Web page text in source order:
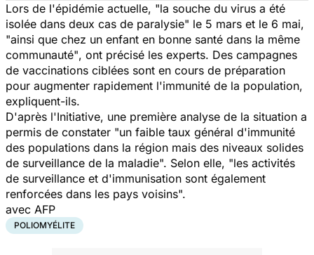
Lors de l'épidémie actuelle, "la souche du virus a été
isolée dans deux cas de paralysie" le 5 mars et le 6 mai,
"ainsi que chez un enfant en bonne santé dans la même
communauté", ont précisé les experts. Des campagnes
de vaccinations ciblées sont en cours de préparation
pour augmenter rapidement l'immunité de la population,
expliquent-ils.
D'après l'Initiative, une première analyse de la situation a
permis de constater "un faible taux général d'immunité
des populations dans la région mais des niveaux solides
de surveillance de la maladie". Selon elle, "les activités
de surveillance et d'immunisation sont également
renforcées dans les pays voisins".
avec AFP
POLIOMYÉLITE